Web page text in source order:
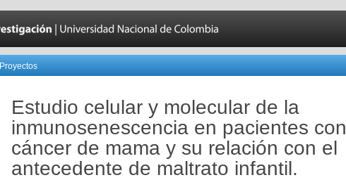
Proyectos
Estudio celular y molecular de la
inmunosenescencia en pacientes con
cáncer de mama y su relación con el
antecedente de maltrato infantil.